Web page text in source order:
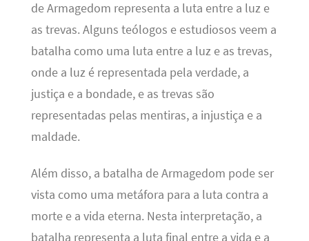
de Armagedom representa a luta entre a luz e
as trevas. Alguns teólogos e estudiosos veem a
batalha como uma luta entre a luz e as trevas,
onde a luz é representada pela verdade, a
justiça e a bondade, e as trevas são
representadas pelas mentiras, a injustiça e a
maldade.
Além disso, a batalha de Armagedom pode ser
vista como uma metáfora para a luta contra a
morte e a vida eterna. Nesta interpretação, a
batalha representa a luta final entre a vida e a